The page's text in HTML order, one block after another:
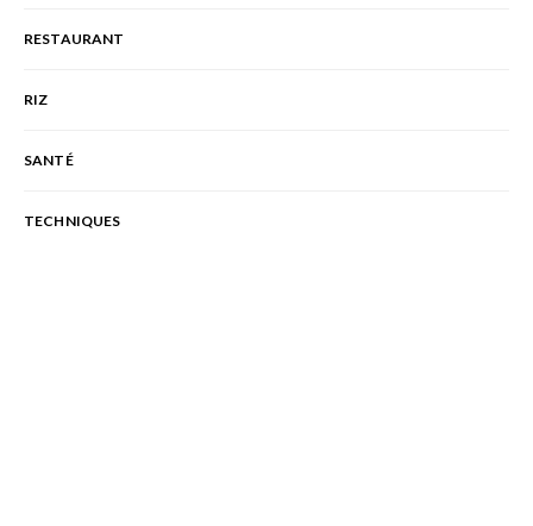
RESTAURANT
RIZ
SANTÉ
TECHNIQUES